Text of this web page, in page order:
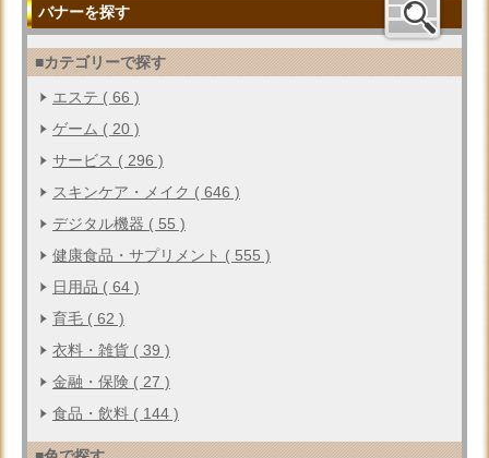
バナーを探す
■カテゴリーで探す
エステ ( 66 )
ゲーム ( 20 )
サービス ( 296 )
スキンケア・メイク ( 646 )
デジタル機器 ( 55 )
健康食品・サプリメント ( 555 )
日用品 ( 64 )
育毛 ( 62 )
衣料・雑貨 ( 39 )
金融・保険 ( 27 )
食品・飲料 ( 144 )